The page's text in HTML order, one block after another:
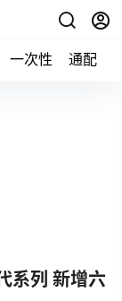
一次性 通配
系列 新增六